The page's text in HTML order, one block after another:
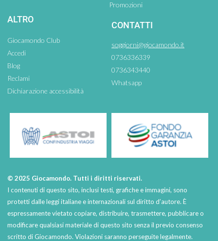
Promozioni
ALTRO
Giocamondo Club
Accedi
Blog
Reclami
Dichiarazione accessibilità
CONTATTI
soggiorni@giocamondo.it
0736336339
0736343440
Whatsapp
© 2025 Giocamondo. Tutti i diritti riservati.
I contenuti di questo sito, inclusi testi, grafiche e immagini, sono
protetti dalle leggi italiane e internazionali sul diritto d’autore. È
espressamente vietato copiare, distribuire, trasmettere, pubblicare o
modificare qualsiasi materiale di questo sito senza il previo consenso
scritto di Giocamondo. Violazioni saranno perseguite legalmente.